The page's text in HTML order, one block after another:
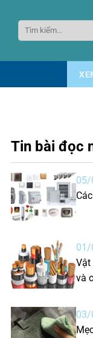
Tìm
kiếm:
Tin bài đọc
01/
Vật
và
03/